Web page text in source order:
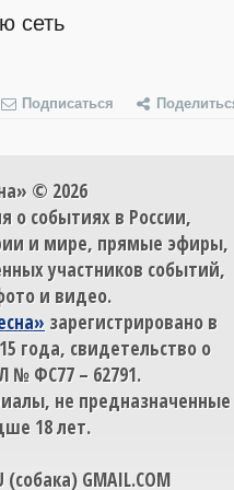
сеть
Подписаться
© 2026
о событиях в России,
и мире, прямые эфиры,
участников событий,
и видео.
зарегистрировано в
года, свидетельство о
№ ФС77 – 62791.
не предназначенные
18 лет.
(собака) GMAIL.COM